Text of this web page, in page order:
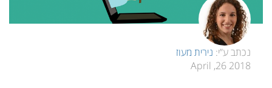
נכתב ע”י: נירית מעוז
2018 26, April